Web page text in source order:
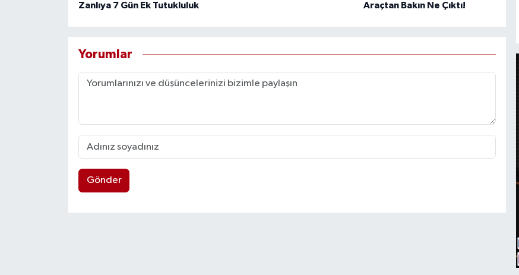
Zanlıya 7 Gün Ek Tutukluluk
Araçtan Bakın Ne Çıktı!
Yorumlar
Gönder